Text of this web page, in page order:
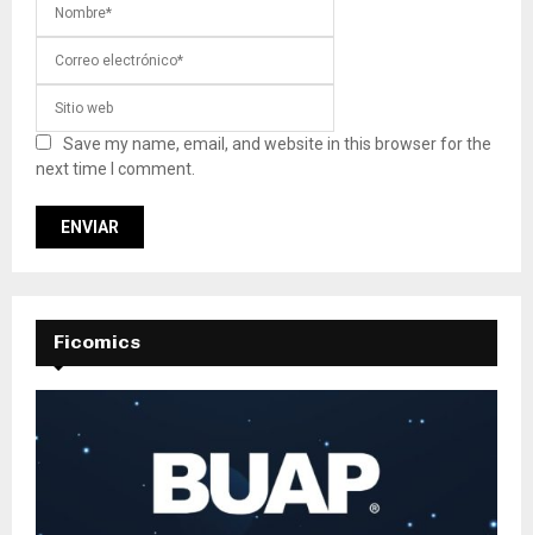
Save my name, email, and website in this browser for the
next time I comment.
Ficomics